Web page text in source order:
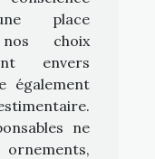
place
choix
envers
également
ne
ornements,